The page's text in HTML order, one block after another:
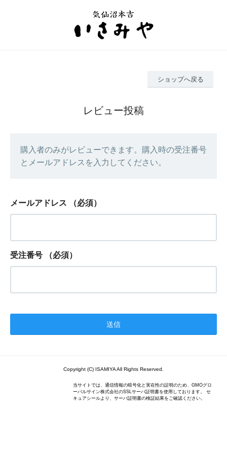
ショップへ戻る
レビュー投稿
購入者のみがレビューできます。購入時の受注番号
とメールアドレスを入力してください。
メールアドレス （必須）
受注番号 （必須）
Copyright (C) ISAMIYA All Rights Reserved.
当サイトでは、通信情報の暗号化と実在性の証明のため、GMOグロ
ーバルサイン株式会社のSSLサーバ証明書を使用しております。 セ
キュアシールより、サーバ証明書の検証結果をご確認ください。